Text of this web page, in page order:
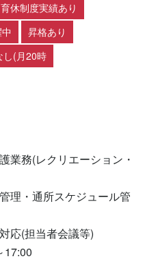
休制度実績あり
昇格あり
し(月20時
業務(レクリエーション・
理・通所スケジュール管
応(担当者会議等)
17:00